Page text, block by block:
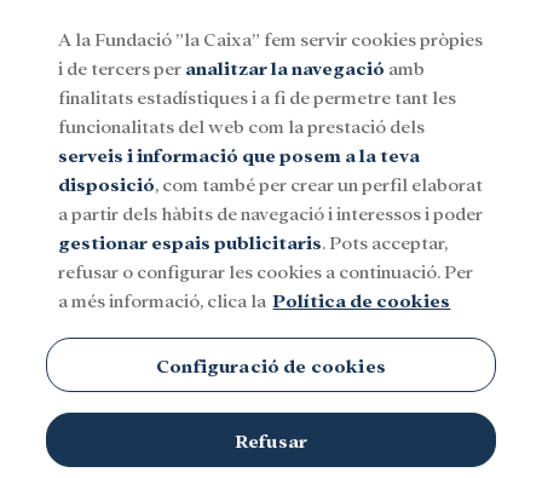
Menu
SocialInvestigació i bequesCultura
A la Fundació ”la Caixa” fem servir cookies pròpies
i de tercers per analitzar la navegació amb
finalitats estadístiques i a fi de permetre tant les
funcionalitats del web com la prestació dels
serveis i informació que posem a la teva
disposició, com també per crear un perfil elaborat
a partir dels hàbits de navegació i interessos i poder
gestionar espais publicitaris. Pots acceptar,
refusar o configurar les cookies a continuació. Per
a més informació, clica la Política de cookies
Configuració de cookies
Refusar